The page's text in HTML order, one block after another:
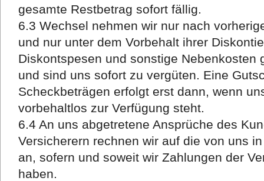
gesamte Restbetrag sofort fällig.
6.3 Wechsel nehmen wir nur nach
und nur unter dem Vorbehalt ihrer
Diskontspesen und sonstige Nebenkosten
und sind uns sofort zu vergüten. Eine
Scheckbeträgen erfolgt erst dann, wenn
vorbehaltlos zur Verfügung steht.
6.4 An uns abgetretene Ansprüche des
Versicherern rechnen wir auf die von uns
an, sofern und soweit wir Zahlungen der
haben.